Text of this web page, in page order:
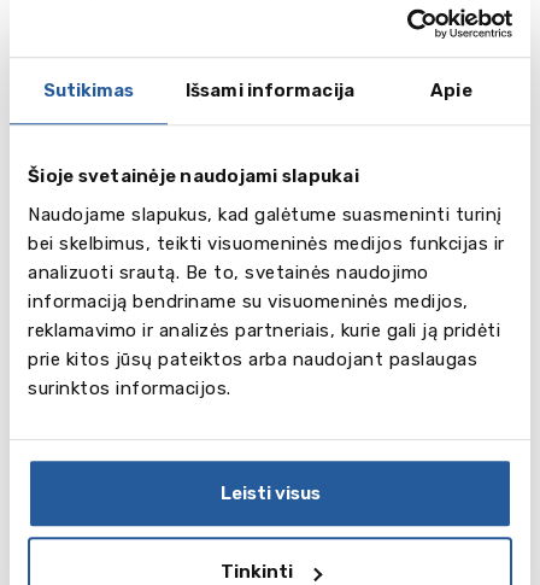
Sutikimas Išsami informacija Apie
Šioje svetainėje naudojami slapukai
Naudojame slapukus, kad galėtume suasmeninti turinį
bei skelbimus, teikti visuomeninės medijos funkcijas ir
analizuoti srautą. Be to, svetainės naudojimo
informaciją bendriname su visuomeninės medijos,
reklamavimo ir analizės partneriais, kurie gali ją pridėti
prie kitos jūsų pateiktos arba naudojant paslaugas
surinktos informacijos.
Leisti visus
Tinkinti
Vilniuje: + (370) 52690056, + (370) 64572232;
ir mūsų profesionalūs konsultantai atsakys į Jūsų
klausimus, padės pasirinkti programą ir suformuos
užsakymą.
Iki išvykimo Jūs gausite visus reikalingus
dokumentus, patvirtinimą apie Jūsų įtraukimą į
kursą ir kitas paslaugas – apgyvendinimas,
maitinimas, pasitikimo/išlydėjimo paslauga, lėktuvo
bilietai, socialinė programa ir taip toliau.